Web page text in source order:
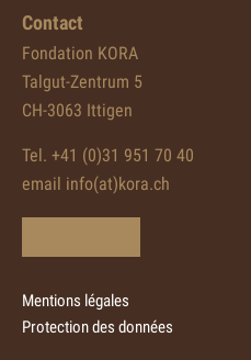
Contact
Fondation KORA
Talgut-Zentrum 5
CH-3063 Ittigen
Tel. +41 (0)31 951 70 40
email info(at)kora.ch
Mentions légales
Protection des données